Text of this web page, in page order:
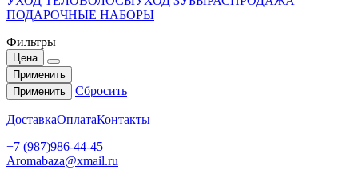
ПОДАРОЧНЫЕ НАБОРЫ
Фильтры
Цена
Применить
Применить
Сбросить
ДоставкаОплатаКонтакты
+7 (987)986-44-45
Aromabaza@xmail.ru